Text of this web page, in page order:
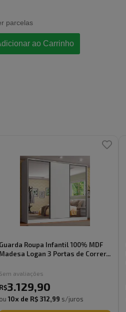
parcelas
ao Carrinho
Guarda Roupa Infantil 100% MDF
Madesa Logan 3 Portas de Correr...
Sem avaliações
R$3.129,90
ou 10x de R$ 312,99 s/juros